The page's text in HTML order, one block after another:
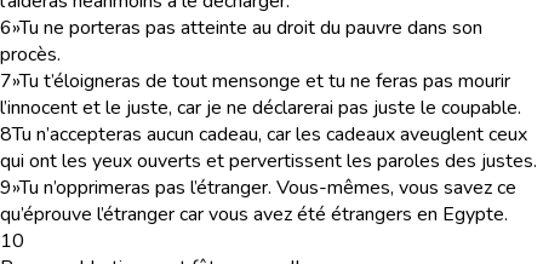
6»Tu ne porteras pas atteinte au droit du pauvre dans son
procès.
7»Tu t’éloigneras de tout mensonge et tu ne feras pas mourir
l’innocent et le juste, car je ne déclarerai pas juste le coupable.
8Tu n’accepteras aucun cadeau, car les cadeaux aveuglent ceux
qui ont les yeux ouverts et pervertissent les paroles des justes.
9»Tu n’opprimeras pas l’étranger. Vous-mêmes, vous savez ce
qu’éprouve l’étranger car vous avez été étrangers en Egypte.
10